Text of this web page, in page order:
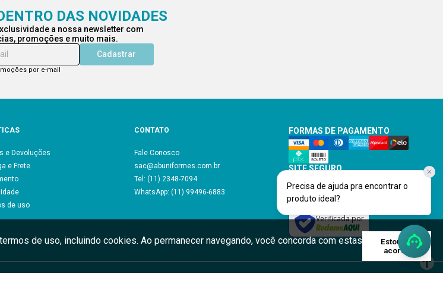
DAS NOVIDADES
a nossa newsletter com
promoções e muito mais.
Cadastrar
por e-mail
e Devoluções
e Frete
de uso
CONTATO
Fale Conosco
sac@abuniformes.com.br
Tel: (11) 2348-7094
WhatsApp: (11) 99496-6883
SITE SEGURO
Verificada por
FORMAS DE PAGAMENTO
de uso, incluindo cookies. Ao permanecer navegando, você concorda com estas
Estou de
acordo
Precisa de ajuda pra encontrar o
produto ideal?